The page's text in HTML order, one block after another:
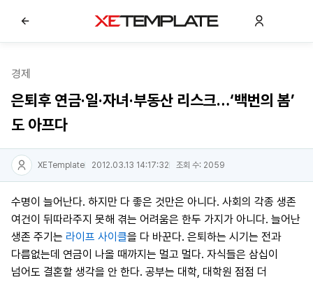
경제
은퇴후 연금·일·자녀·부동산 리스크…‘백번의 봄’
도 아프다
XETemplate 2012.03.13 14:17:32 조회 수: 2059
수명이 늘어난다. 하지만 다 좋은 것만은 아니다. 사회의 각종 생존
여건이 뒤따라주지 못해 겪는 어려움은 한두 가지가 아니다. 늘어난
생존 주기는 라이프 사이클을 다 바꾼다. 은퇴하는 시기는 전과
다름없는데 연금이 나올 때까지는 멀고 멀다. 자식들은 삼십이
넘어도 결혼할 생각을 안 한다. 공부는 대학, 대학원 점점 더